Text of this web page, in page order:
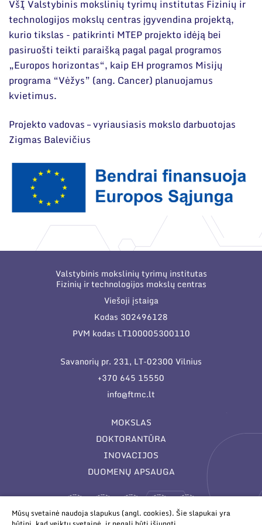
organizacijose bei asociacijose
Moksliniai skyriai
Mokslinės publikacijos
Mokslo projektai
Patentai
Informacija studentams
Informacija moksleiviams ir mokytojams
Nuo moksleivio iki mokslininko
VšĮ Valstybinis mokslinių tyrimų institutas Fizinių ir
technologijos mokslų centras įgyvendina projektą,
kurio tikslas - patikrinti MTEP projekto idėją bei
pasiruošti teikti paraišką pagal pagal programos
„Europos horizontas“, kaip EH programos Misijų
programa “Vėžys” (ang. Cancer) planuojamus
kvietimus.
Projekto vadovas – vyriausiasis mokslo darbuotojas
Zigmas Balevičius
Valstybinis mokslinių tyrimų institutas
Fizinių ir technologijos mokslų centras
Viešoji įstaiga
Kodas 302496128
PVM kodas LT100005300110
Savanorių pr. 231, LT-02300 Vilnius
+370 645 15550
info@ftmc.lt
MOKSLAS
DOKTORANTŪRA
INOVACIJOS
DUOMENŲ APSAUGA
Mūsų svetainė naudoja slapukus (angl. cookies). Šie slapukai yra